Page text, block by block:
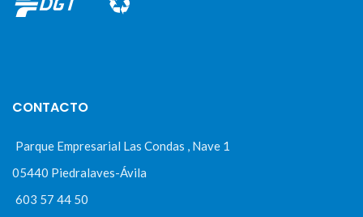
CONTACTO
Parque Empresarial Las Condas , Nave 1
05440 Piedralaves-Ávila
603 57 44 50